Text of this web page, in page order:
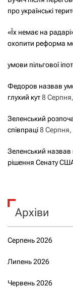
про українські
«Їх немає на
охопити реформа
умови пільгової
Федоров назвав
глухий кут8
Зеленський
співпраці8 Серпня,
Зеленський назвав
рішення Сенату
Архіви
Серпень 2026
Липень 2026
Червень 2026